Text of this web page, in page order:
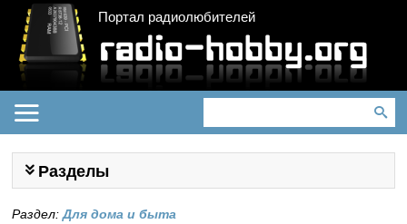
Портал радиолюбителей
Разделы
Раздел:Для дома и быта